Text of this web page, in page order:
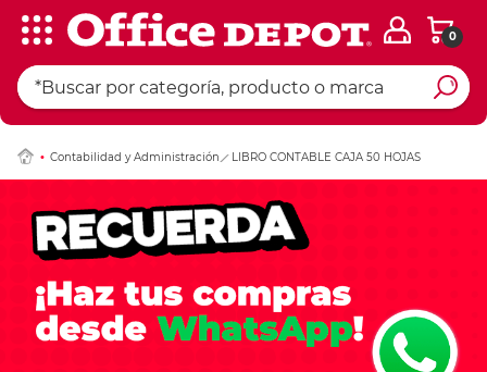
0
Contabilidad y Administración LIBRO CONTABLE CAJA 50 HOJAS
Ingresar Codigo